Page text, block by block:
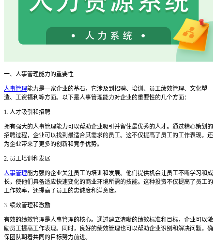
一、人事管理能力的重要性
人事管理能力是一家企业的基石，它涉及到招聘、培训、员工绩效管理、文化塑
造、工资福利等方面。以下是人事管理能力对企业的重要性的几个方面：
1. 人才吸引和招聘
拥有强大的人事管理能力可以帮助企业吸引并留住最优秀的人才。通过精心策划的
招聘过程，企业可以找到最适合其需求的员工。这不仅提高了员工的工作表现，还
为企业带来了更多的创新和竞争优势。
2. 员工培训和发展
人事管理能力强的企业关注员工的培训和发展。他们提供机会让员工不断学习和成
长，使他们具备适应快速变化的商业环境所需的技能。这种投资不仅提高了员工的
工作效率，还提高了员工的忠诚度和满意度。
3. 绩效管理和激励
有效的绩效管理是人事管理的核心。通过建立清晰的绩效标准和目标，企业可以激
励员工提高工作表现。同时，良好的绩效管理也可以帮助企业识别和解决问题，确
保团队朝着共同的目标努力前进。